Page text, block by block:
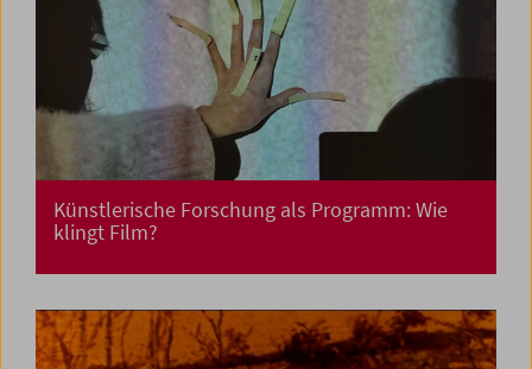
Künstlerische Forschung als Programm: Wie
klingt Film?